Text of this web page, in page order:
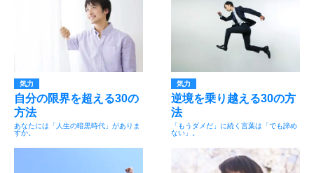
気力
自分の限界を超える30の
方法
あなたには「人生の暗黒時代」がありま
すか。
気力
逆境を乗り越える30の方
法
「もうダメだ」に続く言葉は「でも諦め
ない」。